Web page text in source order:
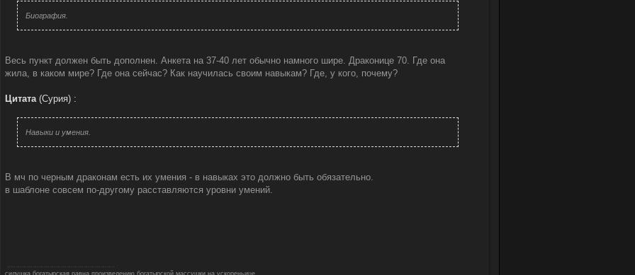
Биография.
Весь пункт должен быть дополнен. Анкета на 37-40 лет обычно намного шире. Драконице 70. Где она
жила, в каком мире? Где она сейчас? Как научилась своим навыкам? Где, у кого, почему?
Цитата(Сурия) :
Навыки и умения.
В мч по черным драконам есть их умения - в навыках это должно быть обязательно.
в шаблоне совсем по-другому расставляются уровни умений.